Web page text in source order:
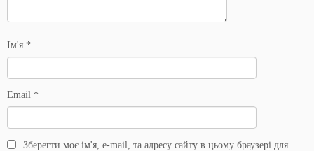
Ім'я *
Email *
Зберегти моє ім'я, e-mail, та адресу сайту в цьому браузері для